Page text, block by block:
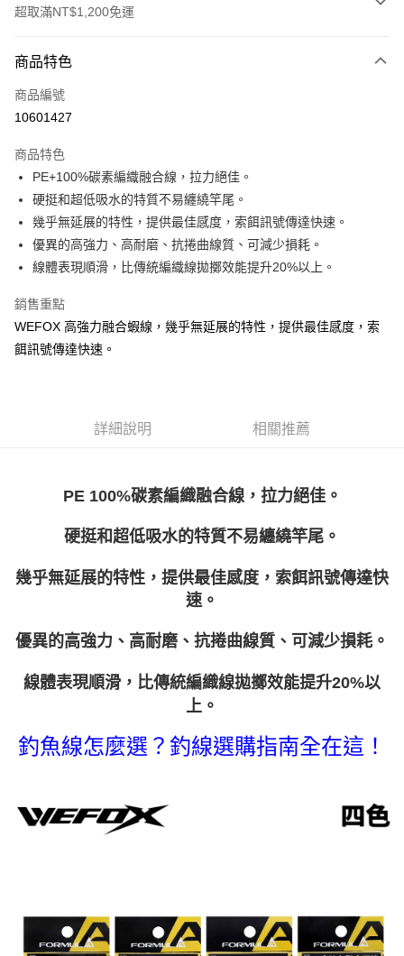
超取滿NT$1,200免運
信用卡一次付款
信用卡分期付款
合作金庫商業銀行
華南商業銀行
彰化商業銀行
上海商業儲蓄銀行
台北富邦商業銀行
國泰世華商業銀行
兆豐國際商業銀行
臺灣中小企業銀行
台中商業銀行
匯豐（台灣）商業銀行
華泰商業銀行
聯邦商業銀行
遠東國際商業銀行
元大商業銀行
台新國際商業銀行
中國信託商業銀行
台灣樂天信用卡公司
超商取貨付款
Apple Pay
街口支付
悠遊付
大哥付你分期
相關說明
【大哥付你分期使用說明】
3.實際核准額度、可分期數及費用金額請依後續交易確認頁面所載為準。
【繳款方式說明】
1.分期款項不併入電信帳單，「大哥付你分期」於每月結算日後寄送繳費提
2.透過簡訊連結打開帳單後，可選擇「超商條碼／台灣大直營門市／銀行轉
【注意事項】
1.本服務係由「台灣大哥大股份有限公司」（以下簡稱本公司）所提供，讓
買賣價金債權讓與本公司後，依約使用本公司帳單繳交帳款。
由本公司與您本人進行分期帳單所需資料之確認、核對及更正。
3.完整用戶服務條款，請詳閱以下連結：
AFTEE先享後付
１．於結帳方式選擇「AFTEE先享後付」後，將跳轉至「AFTEE先享後付」
結帳頁面，進行簡訊認證並確認金額後，即可完成結帳。
３．收到繳費通知簡訊後14天內，點擊此簡訊中的連結，可透過四大超商／
ATM／網路銀行／等多元方式進行付款，方視為交易完成。
※ 請注意：結帳手續完成當下不需立刻繳費，但若您需要取消訂單，請聯絡
後付繳納相關費用。
是否繳費成功／繳費後需取消欲退款等相關疑問，請聯繫「AFTEE先享後付
客戶支援中心」https://netprotections.freshdesk.com/support/home
１．透過由恩沛科技股份有限公司提供之「AFTEE先享後付」服務完成之交
易，需依本服務之必要範圍內提供個人資料，並將交易相關給付款項請求債
https://aftee.tw/terms/#terms3
３．未成年的使用者請事先徵得法定代理人或監護人之同意方可使用
「AFTEE先享後付」，若未經同意申辦者引起之損失，本公司不負相關責
５．嚴禁一人註冊多個帳號或使用他人資訊註冊。若發現惡意使用之情形，
恩沛科技股份有限公司將有權停止該用戶之使用額度並採取法律行動。
運送方式
每筆NT$60，滿NT$1,200(含以上)免運費
付款後全家取貨
每筆NT$60，滿NT$1,200(含以上)免運費
7-11取貨付款
付款後7-11取貨
一般宅配（門市自取請勿下單，請聯繫客服）
離島一般宅配
每筆NT$200，滿NT$2,000(含以上)免運費
國家/地區配送(**下單前請私訊客服確認實際運費(運費另
計)，訂單才得以成立**)
查看運費
商品特色
商品編號
10601427
商品特色
PE+100%碳素編織融合線，拉力絕佳。
硬挺和超低吸水的特質不易纏繞竿尾。
幾乎無延展的特性，提供最佳感度，索餌訊號傳達快速。
優異的高強力、高耐磨、抗捲曲線質、可減少損耗。
線體表現順滑，比傳統編織線拋擲效能提升20%以上。
銷售重點
WEFOX 高強力融合蝦線，幾乎無延展的特性，提供最佳感度，索
餌訊號傳達快速。
詳細說明 相關推薦
PE 100%碳素編織融合線，拉力絕佳。
硬挺和超低吸水的特質不易纏繞竿尾。
幾乎無延展的特性，提供最佳感度，索餌訊號傳達快
速。
優異的高強力、高耐磨、抗捲曲線質、可減少損耗。
線體表現順滑，比傳統編織線拋擲效能提升20%以
上。
釣魚線怎麼選？釣線選購指南全在這！